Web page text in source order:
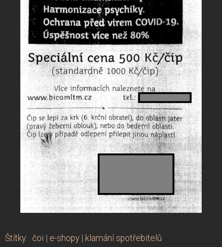
Štítky: čoi | e-shopy | klamání spotřebitelů